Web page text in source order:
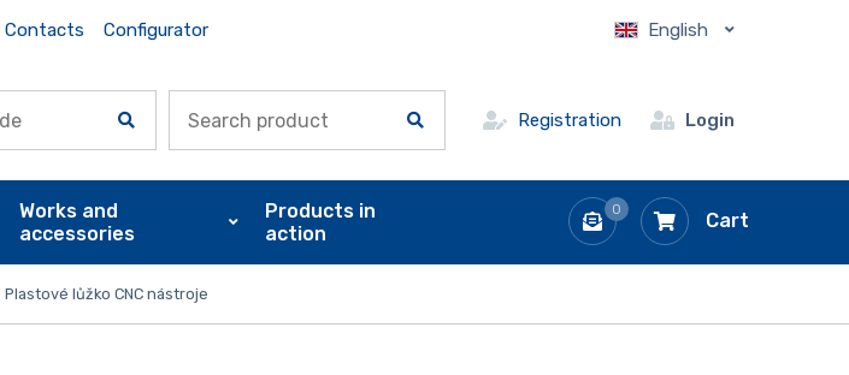
Contacts Configurator English
Registration Login
0 Cart
Works and
accessories
Products in
action
Plastové lůžko CNC nástroje